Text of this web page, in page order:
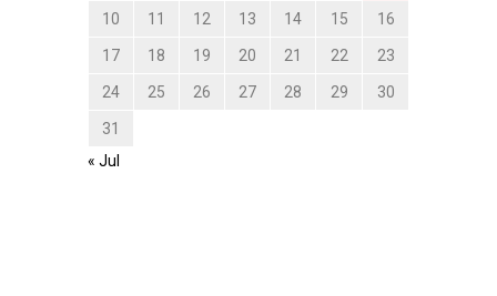
10 11 12 13 14 15 16
17 18 19 20 21 22 23
24 25 26 27 28 29 30
31
« Jul